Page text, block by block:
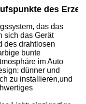
des
das das
sich das Gerät
des drahtlosen
bunte
im Auto
dünner und
zu installieren,und